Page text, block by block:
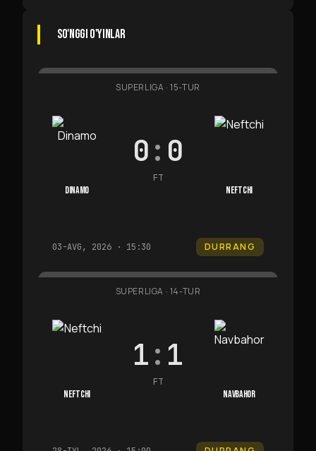
SO'NGGI O'YINLAR
SUPERLIGA ·15-TUR
DINAMO
0: 0
FT
NEFTCHI
03-AVG, 2026 · 15:30 DURRANG
SUPERLIGA · 14-TUR
NEFTCHI
1: 1
FT
NAVBAHOR